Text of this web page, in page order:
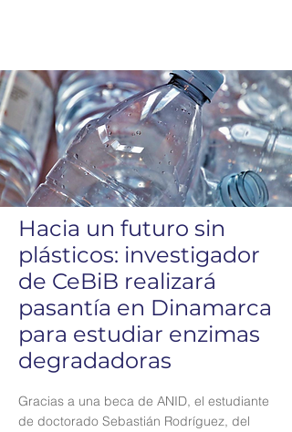
Hacia un futuro sin
plásticos: investigador
de CeBiB realizará
pasantía en Dinamarca
para estudiar enzimas
degradadoras
Gracias a una beca de ANID, el estudiante
de doctorado Sebastián Rodríguez, del